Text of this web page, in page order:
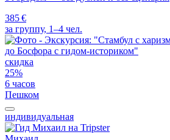
385 €
за группу, 1–4 чел.
скидка
25%
6 часов
Пешком
индивидуальная